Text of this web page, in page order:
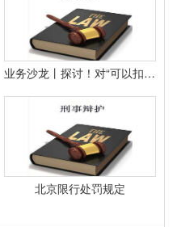
业务沙龙丨探讨！对“可以扣除”等同于“行政执法机关自由选择”等观点的系统性商榷
北京限行处罚规定